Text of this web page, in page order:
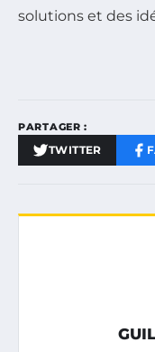
solutions et des
PARTAGER :
TWITTER